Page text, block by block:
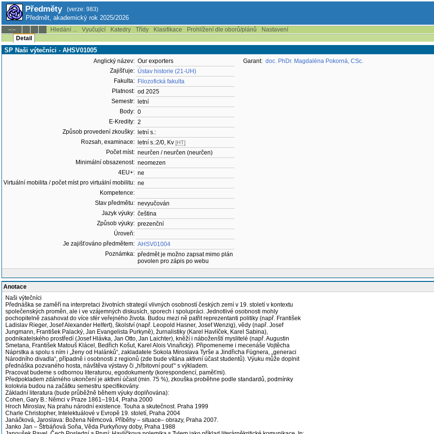
Předměty (verze: 983)
Předmět, akademický rok 2025/2026
--:-- Hledání ... Vyučující Katedry Třídy Klasifikace Prohlížení dle oborů/plánů
Nastavení
Detail
SP Naši výtečníci - AHSV01005
Anglický název: Our exporters
Zajišťuje: Ústav historie (21-UH)
Fakulta: Filozofická fakulta
Platnost: od 2025
Semestr:
letní
Body: 0
E-Kredity: 2
Způsob provedení zkoušky:
letní s.:
Rozsah, examinace:
letní s.:2/0, Kv [HT]
Počet míst: neurčen / neurčen (neurčen)
Minimální obsazenost: neomezen
4EU+: ne
Virtuální mobilita / počet míst pro virtuální mobilitu: ne
Kompetence:
Stav předmětu: nevyučován
Jazyk výuky: čeština
Způsob výuky: prezenční
Úroveň:
Je zajišťováno předmětem: AHSV01004
Poznámka: předmět je možno zapsat mimo plán
povolen pro zápis po webu
Garant: doc. PhDr. Magdaléna Pokorná, CSc.
Anotace
Naši výtečníci
Přednáška se zaměří na interpretaci životních strategií vlivných osobností českých zemí v 19. století v kontextu
společenských proměn, ale i ve vzájemných diskusích, sporech i spolupráci. Jednotlivé osobnosti mohly
pochopitelně zasahovat do více sfér veřejného života. Budou mezi ně patřit reprezentanti politiky (např. František
Ladislav Rieger, Josef Alexander Helfert), školství (např. Leopold Hasner, Josef Wenzig), vědy (např. Josef
Jungmann, František Palacký, Jan Evangelista Purkyně), žurnalistiky (Karel Havlíček, Karel Sabina),
podnikatelského prostředí (Josef Hlávka, Jan Otto, Jan Laichter), kněží i náboženští myslitelé (např. Augustin
Smetana, František Matouš Klácel, Bedřich Košut, Karel Alois Vinařický). Připomeneme i mecenáše Vojtěcha
Náprstka a spolu s ním i „ženy od Halánků“, zakladatele Sokola Miroslava Tyrše a Jindřicha Fügnera, „generaci
Národního divadla“, případně i osobnosti z regionů (zde bude vítána aktivní účast studentů). Výuku může doplnit
přednáška pozvaného hosta, návštěva výstavy či „hřbitovní pouť“ s výkladem.
Pracovat budeme s odbornou literaturou, egodokumenty (korespondencí, paměťmi).
Předpokladem zdárného ukončení je aktivní účast (min. 75 %), zkouška proběhne podle standardů, podmínky
kolokvia budou na začátku semestru specifikovány.
Základní literatura (bude průběžně během výuky doplňována):
Cohen, Gary B.: Němci v Praze 1861–1914, Praha 2000
Hroch Miroslav, Na prahu národní existence. Touha a skutečnost. Praha 1999
Charle Christopher, Intelektuálové v Evropě 19. století, Praha 2004
Janáčková, Jaroslava: Božena Němcová. Příběhy – situace– obrazy, Praha 2007.
Janko Jan – Štrbáňová Soňa, Věda Purkyňovy doby, Praha 1988